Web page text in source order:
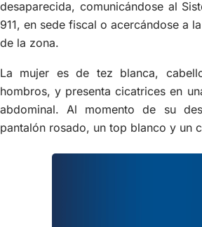
desaparecida, comunicándose al
911, en sede fiscal o acercándose a
de la zona.
La mujer es de tez blanca,
hombros, y presenta cicatrices en
abdominal. Al momento de su
pantalón rosado, un top blanco y un